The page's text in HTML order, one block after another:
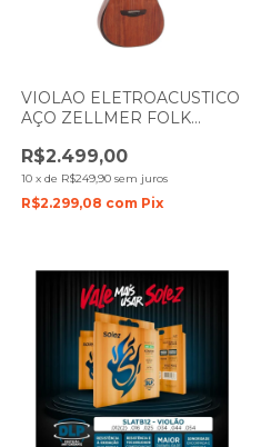
VIOLAO ELETROACUSTICO
AÇO ZELLMER FOLK
PROVENANCE
MAHOGANY FOSCO COM
CAPA
R$2.499,00
10 x de R$249,90 sem juros
R$2.299,08 com Pix